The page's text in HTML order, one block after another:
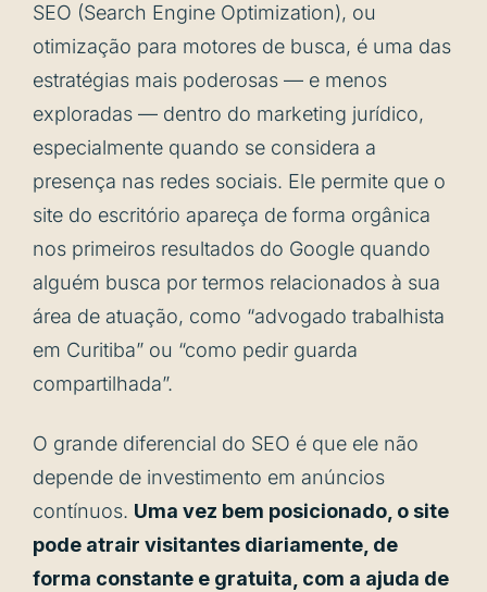
SEO (Search Engine Optimization), ou
otimização para motores de busca, é uma das
estratégias mais poderosas — e menos
exploradas — dentro do marketing jurídico,
especialmente quando se considera a
presença nas redes sociais. Ele permite que o
site do escritório apareça de forma orgânica
nos primeiros resultados do Google quando
alguém busca por termos relacionados à sua
área de atuação, como “advogado trabalhista
em Curitiba” ou “como pedir guarda
compartilhada”.
O grande diferencial do SEO é que ele não
depende de investimento em anúncios
contínuos. Uma vez bem posicionado, o site
pode atrair visitantes diariamente, de
forma constante e gratuita, com a ajuda de